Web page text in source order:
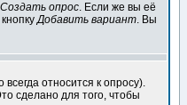
Создать опрос. Если же вы её
Добавить вариант. Вы
относится к опросу).
сделано для того, чтобы